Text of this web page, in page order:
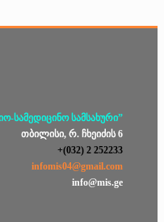
სამედიცინო სამსახური”
თბილისი, რ. ჩხეიძის 6
+(032) 2 252233
infomis04@gmail.com
info@mis.ge